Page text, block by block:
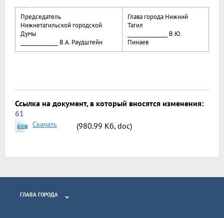
Председатель
Нижнетагильской городской
Думы
_______________ В.А. Раудштейн
Глава города Нижний
Тагил
________________ В.Ю.
Пинаев
Ссылка на документ, в который вносятся изменения:
61
Скачать (980.99 Кб, doc)
ГЛАВА ГОРОДА